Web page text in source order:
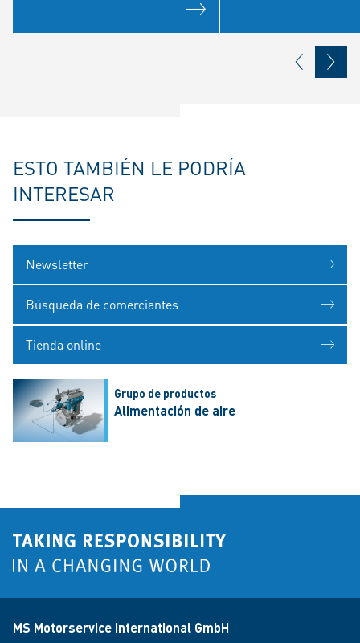
ESTO TAMBIÉN LE PODRÍA
INTERESAR
Newsletter
Búsqueda de comerciantes
Tienda online
Grupo de productos
Alimentación de aire
MS Motorservice International GmbH